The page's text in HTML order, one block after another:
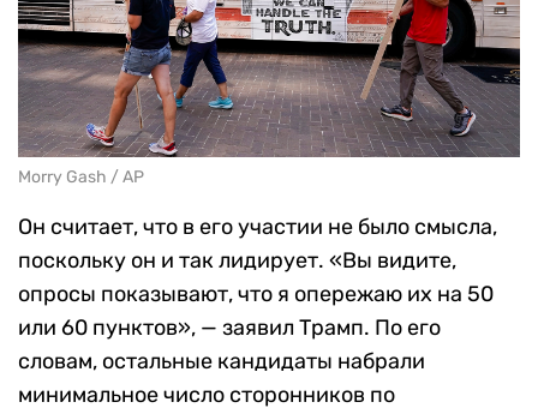
Morry Gash / AP
Он считает, что в его участии не было смысла,
поскольку он и так лидирует. «Вы видите,
опросы показывают, что я опережаю их на 50
или 60 пунктов», — заявил Трамп. По его
словам, остальные кандидаты набрали
минимальное число сторонников по